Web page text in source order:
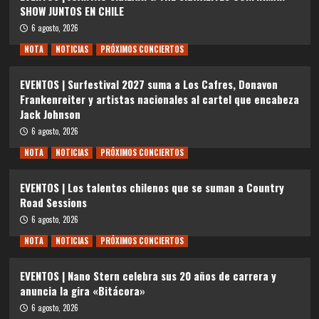
SHOW JUNTOS EN CHILE
6 agosto, 2026
NOTA
NOTICIAS PRÓXIMOS CONCIERTOS
EVENTOS | Surfestival 2027 suma a Los Cafres, Donavon
Frankenreiter y artistas nacionales al cartel que encabeza
Jack Johnson
6 agosto, 2026
NOTA
NOTICIAS PRÓXIMOS CONCIERTOS
EVENTOS | Los talentos chilenos que se suman a Country
Road Sessions
6 agosto, 2026
NOTA
NOTICIAS PRÓXIMOS CONCIERTOS
EVENTOS | Nano Stern celebra sus 20 años de carrera y
anuncia la gira «Bitácora»
6 agosto, 2026